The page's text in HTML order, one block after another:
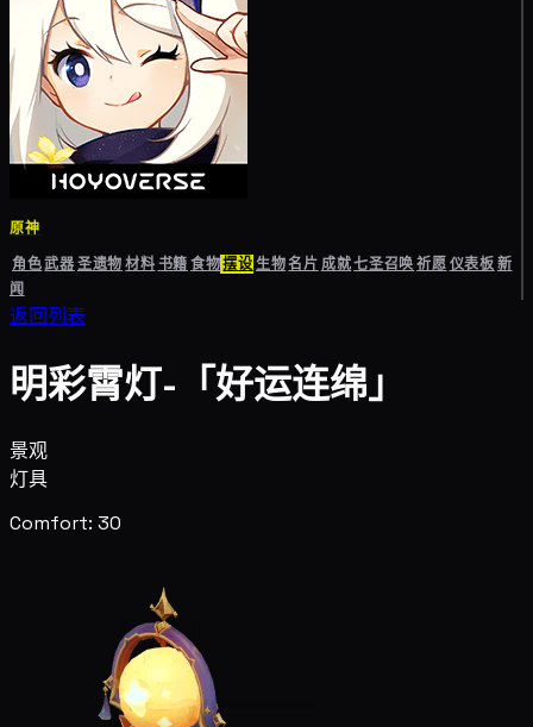
原神
角色武器圣遗物材料书籍食物摆设生物名片成就七圣召唤祈愿仪表板新
闻
返回列表
明彩霄灯-「好运连绵」
景观
灯具
Comfort: 30